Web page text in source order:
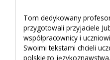
Tom dedykowany profesor
przygotowali przyjaciele
współpracownicy i
Swoimi tekstami chcieli
polskiego